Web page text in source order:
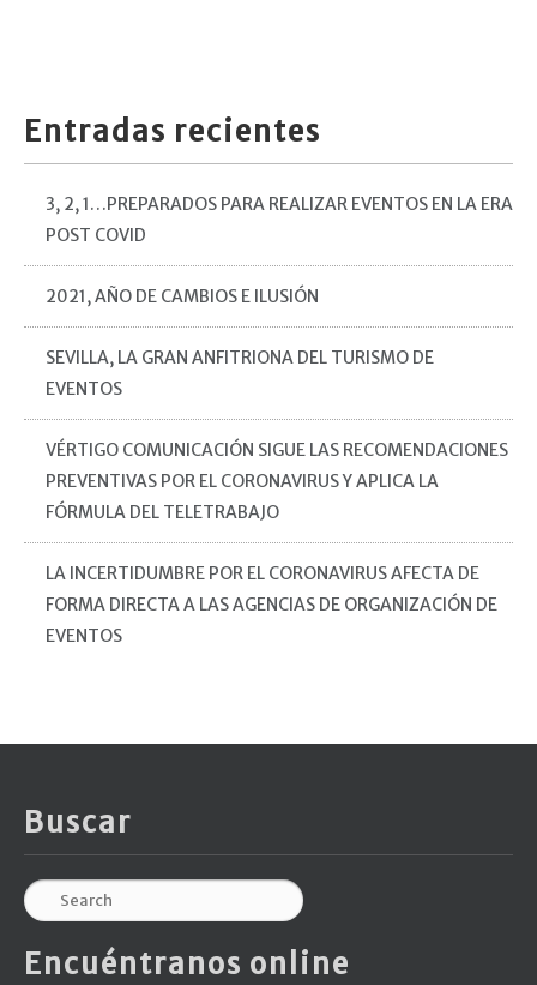
Entradas recientes
3, 2, 1…PREPARADOS PARA REALIZAR EVENTOS EN LA ERA
POST COVID
2021, AÑO DE CAMBIOS E ILUSIÓN
SEVILLA, LA GRAN ANFITRIONA DEL TURISMO DE
EVENTOS
VÉRTIGO COMUNICACIÓN SIGUE LAS RECOMENDACIONES
PREVENTIVAS POR EL CORONAVIRUS Y APLICA LA
FÓRMULA DEL TELETRABAJO
LA INCERTIDUMBRE POR EL CORONAVIRUS AFECTA DE
FORMA DIRECTA A LAS AGENCIAS DE ORGANIZACIÓN DE
EVENTOS
Buscar
Encuéntranos online